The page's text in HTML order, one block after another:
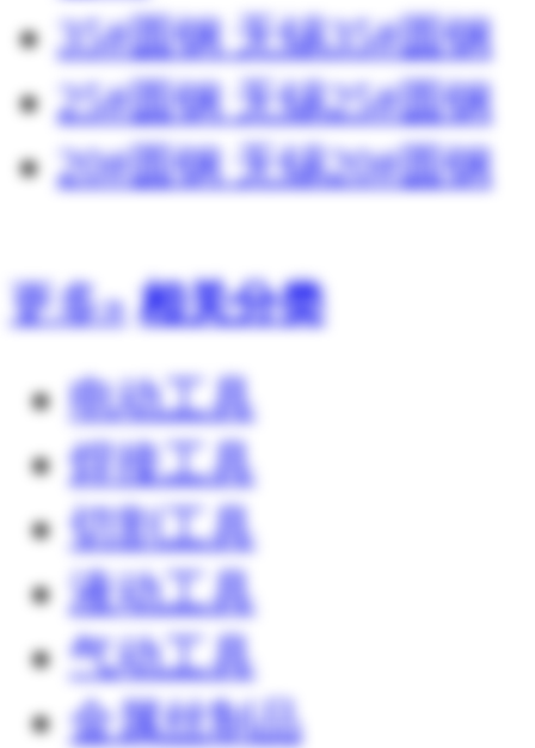
35#圆钢 无锡35#圆钢
25#圆钢 无锡25#圆钢
20#圆钢 无锡20#圆钢
更多» 相关分类
电动工具
焊接工具
切割工具
液动工具
气动工具
金属丝制品